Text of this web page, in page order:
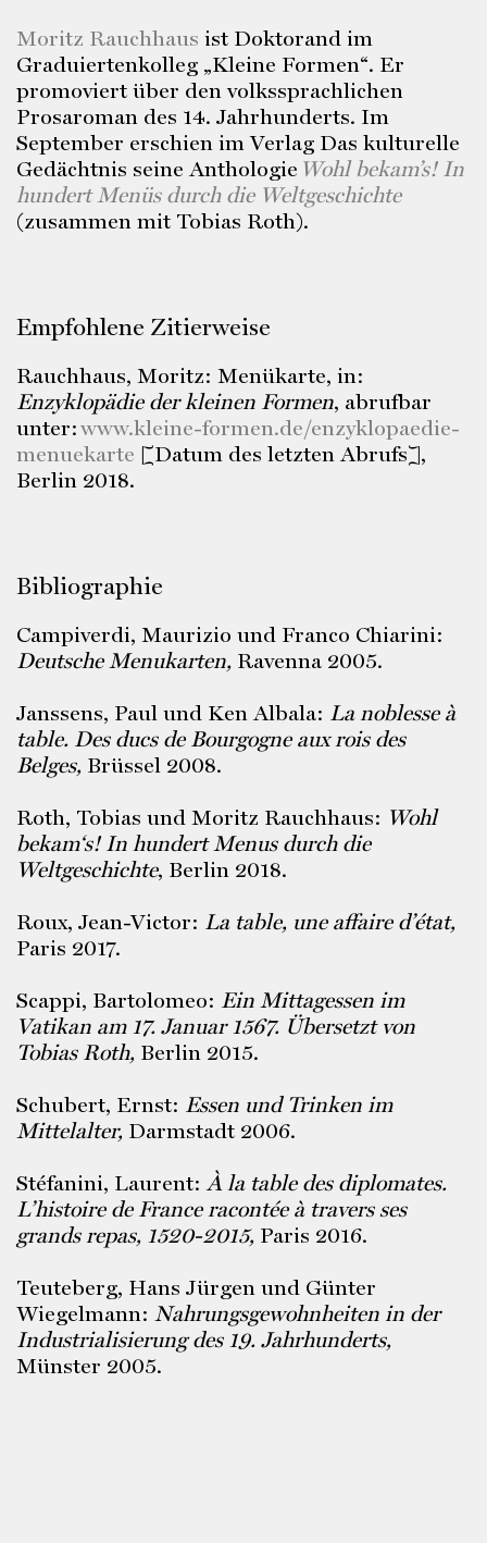
Moritz Rauchhaus ist Doktorand im
Graduiertenkolleg „Kleine Formen“. Er
promoviert über den volkssprachlichen
Prosaroman des 14. Jahrhunderts. Im
September erschien im Verlag Das kulturelle
Gedächtnis seine Anthologie Wohl bekam’s! In
hundert Menüs durch die Weltgeschichte
(zusammen mit Tobias Roth).
Empfohlene Zitierweise
Rauchhaus, Moritz: Menükarte, in:
Enzyklopädie der kleinen Formen, abrufbar
unter:www.kleine-formen.de/enzyklopaedie-
menuekarte [Datum des letzten Abrufs],
Berlin 2018.
Bibliographie
Campiverdi, Maurizio und Franco Chiarini:
Deutsche Menukarten, Ravenna 2005.
Janssens, Paul und Ken Albala: La noblesse à
table. Des ducs de Bourgogne aux rois des
Belges, Brüssel 2008.
Roth, Tobias und Moritz Rauchhaus: Wohl
bekam‘s! In hundert Menus durch die
Weltgeschichte, Berlin 2018.
Roux, Jean-Victor: La table, une affaire d’état,
Paris 2017.
Scappi, Bartolomeo: Ein Mittagessen im
Vatikan am 17. Januar 1567. Übersetzt von
Tobias Roth, Berlin 2015.
Schubert, Ernst: Essen und Trinken im
Mittelalter, Darmstadt 2006.
Stéfanini, Laurent:À la table des diplomates.
L’histoire de France racontée à travers ses
grands repas, 1520-2015, Paris 2016.
Teuteberg, Hans Jürgen und Günter
Wiegelmann: Nahrungsgewohnheiten in der
Industrialisierung des 19. Jahrhunderts,
Münster 2005.